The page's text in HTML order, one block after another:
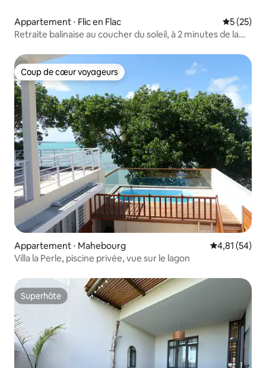
Appartement ⋅ Flic en Flac
5 (25)
Retraite balinaise au coucher du soleil, à 2 minutes de la
Coup de cœur voyageurs
Coup de cœur voyageurs
Appartement ⋅ Mahebourg Évaluation
4,81 (54)
Villa la Perle, piscine privée, vue sur le lagon
Superhôte
Superhôte